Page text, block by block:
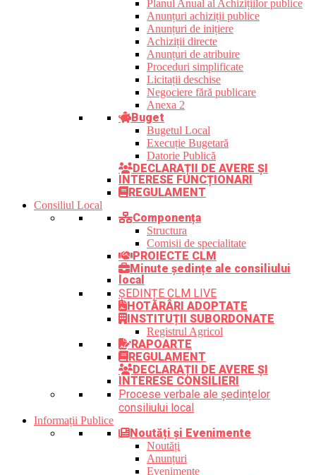
Planul Anual al Achizițiilor publice
Anunțuri achiziții publice
Anunțuri de inițiere
Achiziții directe
Anunțuri de atribuire
Proceduri simplificate
Licitații deschise
Negociere fără publicare
Anexa 2
Buget
Bugetul Local
Execuție Bugetară
Datorie Publică
DECLARAȚII DE AVERE ȘI
INTERESE FUNCȚIONARI
REGULAMENT
Consiliul Local
Componența
Structura
Comisii de specialitate
PROIECTE CLM
Minute ședințe ale consiliului
local
ȘEDINȚE CLM LIVE
HOTĂRÂRI ADOPTATE
INSTITUȚII SUBORDONATE
Registrul Agricol
RAPOARTE
REGULAMENT
DECLARAȚII DE AVERE ȘI
INTERESE CONSILIERI
Procese verbale ale ședințelor
consiliului local
Informații Publice
Noutăți și Evenimente
Noutăți
Anunțuri
Evenimente